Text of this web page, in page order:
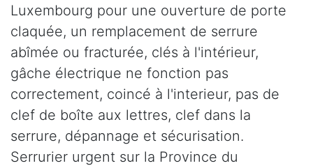
Luxembourg pour une ouverture de porte
claquée, un remplacement de serrure
abîmée ou fracturée, clés à l'intérieur,
gâche électrique ne fonction pas
correctement, coincé à l'interieur, pas de
clef de boîte aux lettres, clef dans la
serrure, dépannage et sécurisation.
Serrurier urgent sur la Province du